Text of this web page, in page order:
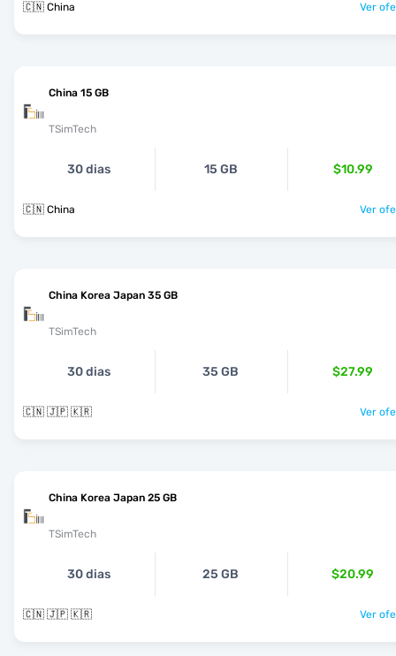
🇨🇳 China Ver
China 15 GB
TSimTech
30 dias 15 GB $10.99
🇨🇳 China Ver
China Korea Japan 35 GB
TSimTech
30 dias 35 GB $27.99
🇨🇳 🇯🇵 🇰🇷 Ver
China Korea Japan 25 GB
TSimTech
30 dias 25 GB $20.99
🇨🇳 🇯🇵 🇰🇷 Ver